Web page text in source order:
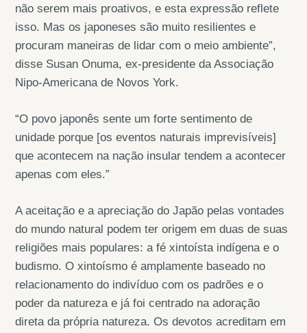
não serem mais proativos, e esta expressão reflete
isso. Mas os japoneses são muito resilientes e
procuram maneiras de lidar com o meio ambiente”,
disse Susan Onuma, ex-presidente da Associação
Nipo-Americana de Novos York.
“O povo japonês sente um forte sentimento de
unidade porque [os eventos naturais imprevisíveis]
que acontecem na nação insular tendem a acontecer
apenas com eles.”
A aceitação e a apreciação do Japão pelas vontades
do mundo natural podem ter origem em duas de suas
religiões mais populares: a fé xintoísta indígena e o
budismo. O xintoísmo é amplamente baseado no
relacionamento do indivíduo com os padrões e o
poder da natureza e já foi centrado na adoração
direta da própria natureza. Os devotos acreditam em